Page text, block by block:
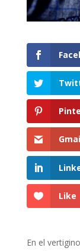
Like
En el